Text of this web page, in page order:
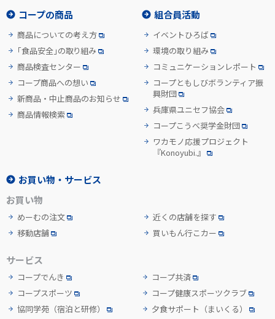
コープの商品
商品についての考え方
「食品安全」の取り組み
商品検査センター
コープ商品への想い
新商品・中止商品のお知らせ
商品情報検索
組合員活動
イベントひろば
環境の取り組み
コミュニケーションレポート
コープともしびボランティア振
興財団
兵庫県ユニセフ協会
コープこうべ奨学金財団
ワカモノ応援プロジェクト
『Konoyubi.』
お買い物・サービス
お買い物
めーむの注文
移動店舗
近くの店舗を探す
買いもん行こカー
サービス
コープでんき
コープ共済
コープスポーツ
コープ健康スポーツクラブ
協同学苑 （宿泊と研修） 夕食サポート （まいくる）